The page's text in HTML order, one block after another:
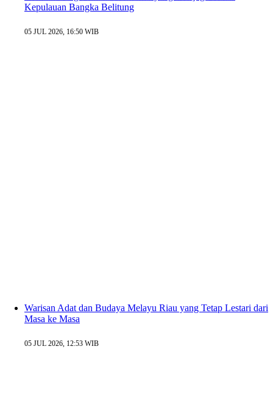
Kepulauan Bangka Belitung
05 JUL 2026, 16:50 WIB
Warisan Adat dan Budaya Melayu Riau yang Tetap Lestari dari
Masa ke Masa
05 JUL 2026, 12:53 WIB